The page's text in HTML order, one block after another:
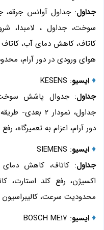
جداول: جداول آوانس جرقه،
سوخت، جداول ، لامبدا،
کاتاف، کاهش دمای آب،
هوای ورودی در دور آرام،
♦ ایسیو: KESENS
جداول: جدوال پاشش
جداول، نمودار
دور آرام، اعزام به تعمیرگاه،
♦ ایسیو: SIEMENS
جداول: کاتاف، کاهش دمای
اکسیژن، رفع کلد استارت،
محدودیت سرعت، کالیبراسیون
♦ ایسیو: BOSCH ME17